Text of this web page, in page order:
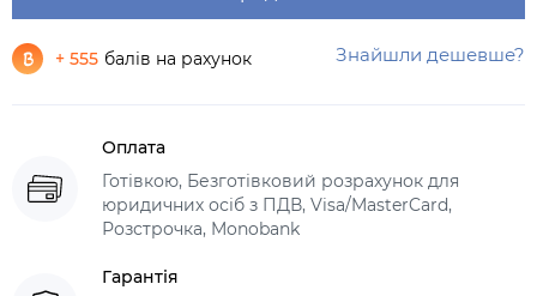
+ 555 балів на рахунок Знайшли дешевше?
Оплата
Готівкою, Безготівковий розрахунок для
юридичних осіб з ПДВ, Visa/MasterCard,
Розстрочка, Monobank
Гарантія